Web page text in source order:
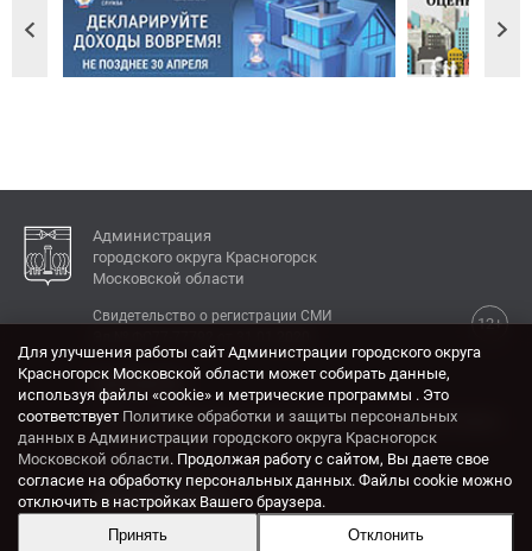
Администрация
городского округа Красногорск
Московской области
12+
Свидетельство о регистрации СМИ
КОНТАКТЫ
Адрес: 143404, Московская область, г. Красногорск,
ул. Ленина, дом 4.
Электронная почта:
krasrn@mosreg.ru
Разработка и поддержка сайта ADN
Для улучшения работы сайт Администрации городского округа
Красногорск Московской области может собирать данные,
используя файлы «cookie» и метрические программы . Это
соответствует Политике обработки и защиты персональных
данных в Администрации городского округа Красногорск
Московской области. Продолжая работу с сайтом, Вы даете свое
согласие на обработку персональных данных. Файлы cookie можно
отключить в настройках Вашего браузера.
Принять
Отклонить